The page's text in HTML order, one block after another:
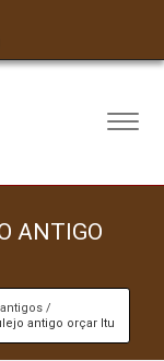
ANTIGO
antigo orçar Itu